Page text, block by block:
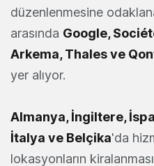
düzenlenmesine
arasında Google,
Arkema, Thales ve
yer alıyor.
Almanya, İngiltere,
İtalya ve Belçika'da
lokasyonların